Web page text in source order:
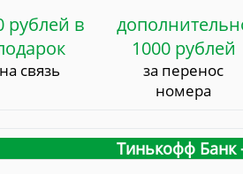
рублей в
на связь
1000 рублей
за перенос
номера
Тинькофф Банк